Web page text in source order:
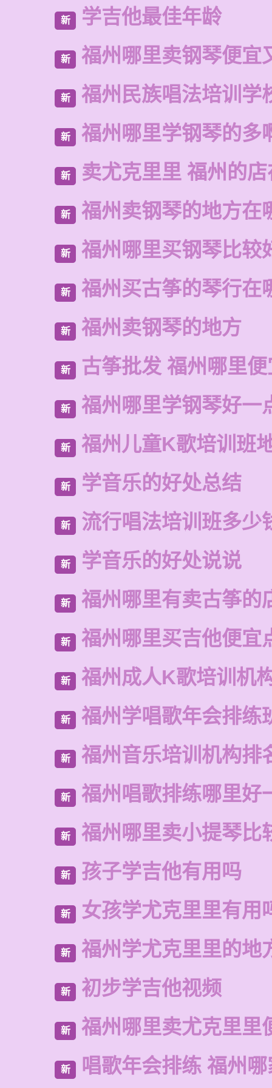
新 学吉他最佳年龄
新 福州哪里卖钢琴便宜
新 福州民族唱法培训学
新 福州哪里学钢琴的多
新 卖尤克里里 福州的
新 福州卖钢琴的地方在
新 福州哪里买钢琴比较
新 福州买古筝的琴行在
新 福州卖钢琴的地方
新 古筝批发 福州哪里
新 福州哪里学钢琴好一
新 福州儿童K歌培训班
新 学音乐的好处总结
新 流行唱法培训班多少
新 学音乐的好处说说
新 福州哪里有卖古筝的
新 福州哪里买吉他便宜
新 福州成人K歌培训机
新 福州学唱歌年会排练
新 福州音乐培训机构排
新 福州唱歌排练哪里好
新 福州哪里卖小提琴比
新 孩子学吉他有用吗
新 女孩学尤克里里有用
新 福州学尤克里里的地
新 初步学吉他视频
新 福州哪里卖尤克里里
新 唱歌年会排练 福州